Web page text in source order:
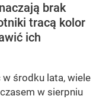
brak
tracą kolor
ich
w środku lata, wiele
w sierpniu